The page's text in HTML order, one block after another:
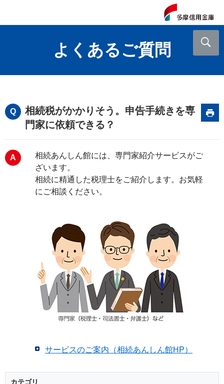
よくあるご質問
相続税がかかりそう。申告手続きを専
門家に依頼できる？
相続あんしん館には、専門家紹介サービスがご
ざいます。
相続に精通した税理士をご紹介します。お気軽
にご相談ください。
サービスのご案内（相続あんしん館HP）
カテゴリ